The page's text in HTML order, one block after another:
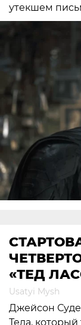
утекшем
«ТЕД
Usatyi Mysh
Джейсон
Теда, который